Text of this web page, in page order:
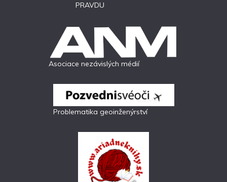
PRAVDU
Asociace nezávislých médií
Problematika geoinženýrství